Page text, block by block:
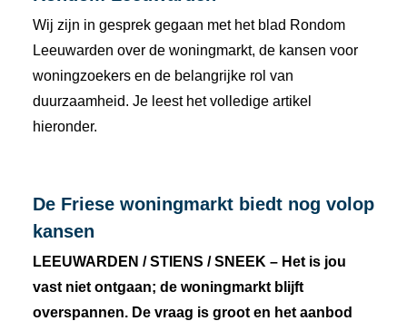
Wij zijn in gesprek gegaan met het blad Rondom
Leeuwarden over de woningmarkt, de kansen voor
woningzoekers en de belangrijke rol van
duurzaamheid. Je leest het volledige artikel
hieronder.
De Friese woningmarkt biedt nog volop
kansen
LEEUWARDEN / STIENS / SNEEK – Het is jou
vast niet ontgaan; de woningmarkt blijft
overspannen. De vraag is groot en het aanbod